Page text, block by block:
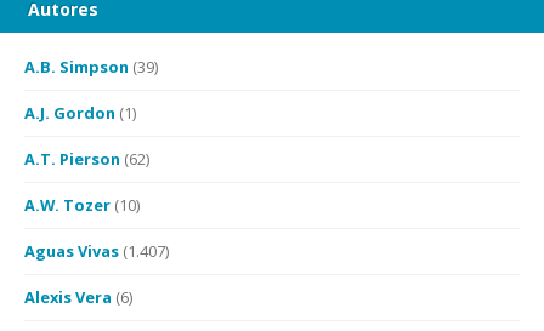
Autores
A.B. Simpson (39)
A.J. Gordon (1)
A.T. Pierson (62)
A.W. Tozer (10)
Aguas Vivas (1.407)
Alexis Vera (6)